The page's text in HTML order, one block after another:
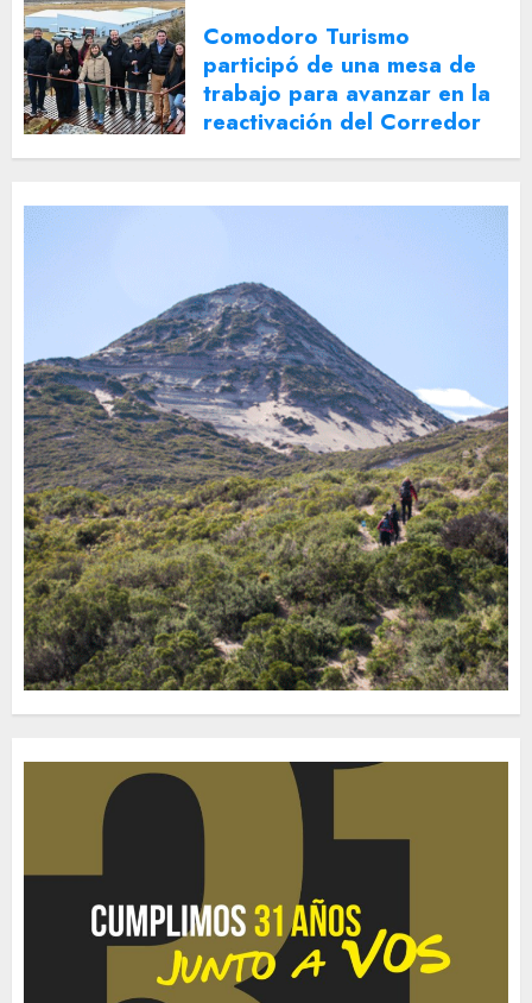
Comodoro Turismo
participó de una mesa de
trabajo para avanzar en la
reactivación del Corredor
Turístico Integrado